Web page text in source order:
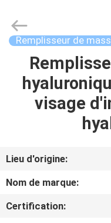
MAISON
À
PROPOS
International
Trading
Co.,
Ltd.. Remplisseur de
visage
Lieu d'origine:
Nom de marque:
Certification: